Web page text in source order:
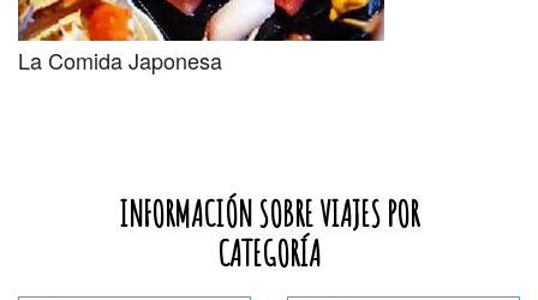
La Comida Japonesa
INFORMACIÓN SOBRE VIAJES POR
CATEGORÍA